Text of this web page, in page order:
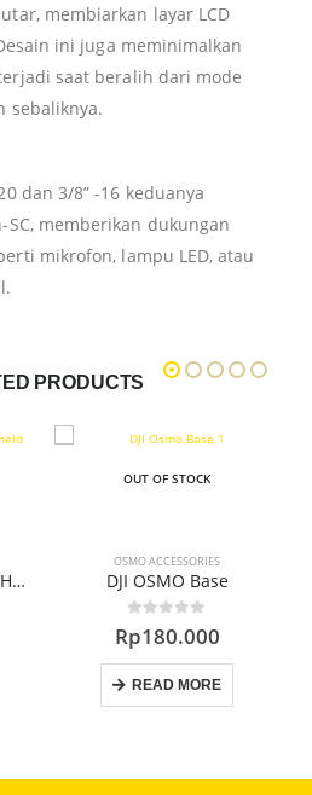
membiarkan layar LCD
ini juga meminimalkan
saat beralih dari mode
sebaliknya.
dan 3/8” -16 keduanya
memberikan dukungan
mikrofon, lampu LED, atau
PRODUCTS
OUT OF STOCK
GIMBALS & STABILIZERS
0 out of 5
Rp13.999.000
READ MORE